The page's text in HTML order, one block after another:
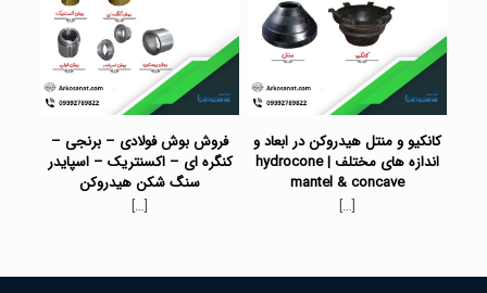
کانکیو و منتل هیدروکن در ابعاد و
اندازه های مختلف | hydrocone
mantel & concave
[…]
فروش بوش فولادی – برنجی –
کنگره ای – اکسنتریک – اسپایدر
سنگ شکن هیدروکن
[…]